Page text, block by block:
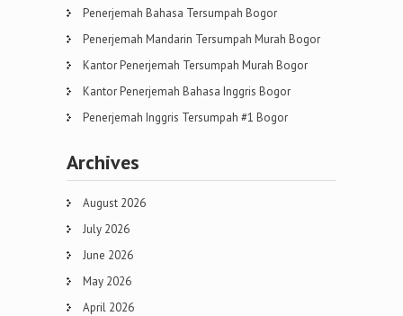
Penerjemah Bahasa Tersumpah Bogor
Penerjemah Mandarin Tersumpah Murah Bogor
Kantor Penerjemah Tersumpah Murah Bogor
Kantor Penerjemah Bahasa Inggris Bogor
Penerjemah Inggris Tersumpah #1 Bogor
Archives
August 2026
July 2026
June 2026
May 2026
April 2026